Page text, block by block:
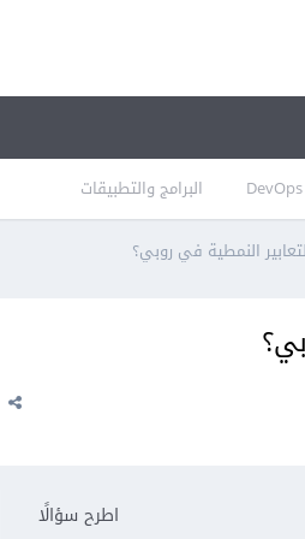
DevOps البرامج والتطبيقات
اطرح سؤالًا